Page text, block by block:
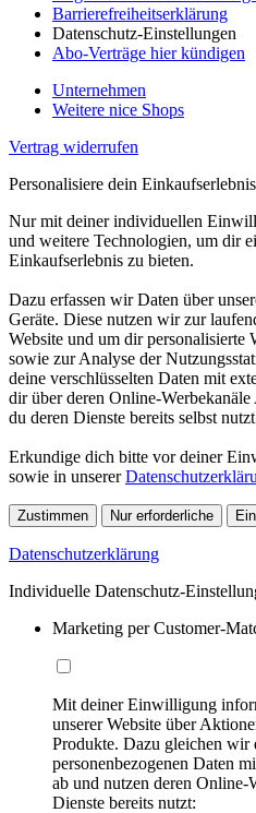
Barrierefreiheitserklärung
Datenschutz-Einstellungen
Abo-Verträge hier kündigen
Unternehmen
Weitere nice Shops
Vertrag widerrufen
Personalisiere dein Einkaufserlebnis
Nur mit deiner individuellen
und weitere Technologien, um dir
Einkaufserlebnis zu bieten.
Dazu erfassen wir Daten über
Geräte. Diese nutzen wir zur
Website und um dir personalisierte
sowie zur Analyse der
deine verschlüsselten Daten mit
dir über deren Online-
du deren Dienste bereits selbst
Erkundige dich bitte vor deiner
sowie in unserer
Zustimmen Nur erforderliche
Datenschutzerklärung
Individuelle Datenschutz-
Marketing per Customer-
Mit deiner Einwilligung
unserer Website über
Produkte. Dazu gleichen wir
personenbezogenen Daten
ab und nutzen deren Online-
Dienste bereits nutzt: